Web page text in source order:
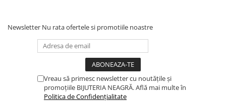
Newsletter Nu rata ofertele si promotiile noastre
Vreau să primesc newsletter cu noutățile și
promoțiile BIJUTERIA NEAGRĂ. Află mai multe în
Politica de Confidențialitate